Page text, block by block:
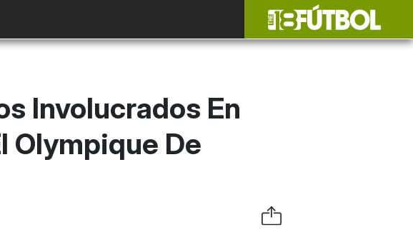
Involucrados En
Olympique De